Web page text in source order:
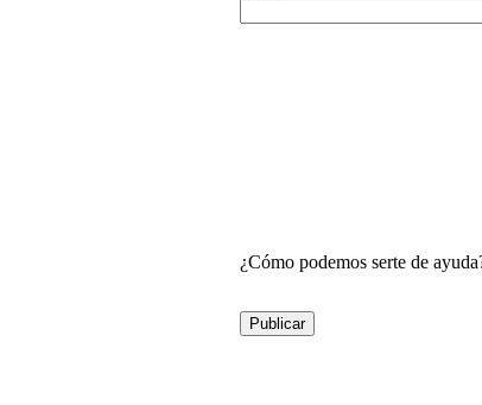
¿Cómo podemos serte de
Publicar